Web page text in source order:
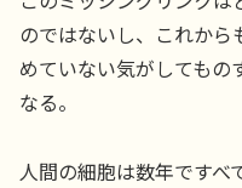
のではないし、これから
めていない気がしてもの
なる。
人間の細胞は数年ですべ